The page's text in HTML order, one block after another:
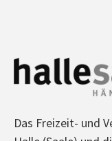
Das Freizeit- und